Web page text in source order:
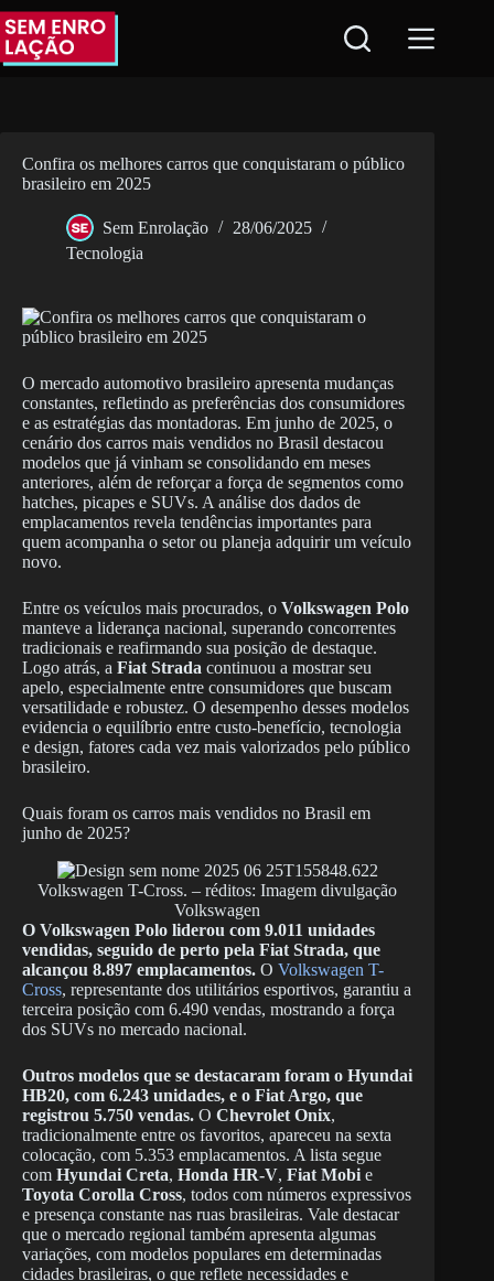
Pular
para
conteúdo
Confira os melhores carros que conquistaram o público
brasileiro em 2025
Sem Enrolação
28/06/2025
Tecnologia
O mercado automotivo brasileiro apresenta mudanças
constantes, refletindo as preferências dos consumidores
e as estratégias das montadoras. Em junho de 2025, o
cenário dos carros mais vendidos no Brasil destacou
modelos que já vinham se consolidando em meses
anteriores, além de reforçar a força de segmentos como
hatches, picapes e SUVs. A análise dos dados de
emplacamentos revela tendências importantes para
quem acompanha o setor ou planeja adquirir um veículo
novo.
Entre os veículos mais procurados, o Volkswagen Polo
manteve a liderança nacional, superando concorrentes
tradicionais e reafirmando sua posição de destaque.
Logo atrás, a Fiat Strada continuou a mostrar seu
apelo, especialmente entre consumidores que buscam
versatilidade e robustez. O desempenho desses modelos
evidencia o equilíbrio entre custo-benefício, tecnologia
e design, fatores cada vez mais valorizados pelo público
brasileiro.
Quais foram os carros mais vendidos no Brasil em
junho de 2025?
Volkswagen T-Cross. – réditos: Imagem divulgação
Volkswagen
O Volkswagen Polo liderou com 9.011 unidades
vendidas, seguido de perto pela Fiat Strada, que
alcançou 8.897 emplacamentos. O Volkswagen T-
Cross, representante dos utilitários esportivos, garantiu a
terceira posição com 6.490 vendas, mostrando a força
dos SUVs no mercado nacional.
Outros modelos que se destacaram foram o Hyundai
HB20, com 6.243 unidades, e o Fiat Argo, que
registrou 5.750 vendas. O Chevrolet Onix,
tradicionalmente entre os favoritos, apareceu na sexta
colocação, com 5.353 emplacamentos. A lista segue
com Hyundai Creta, Honda HR-V, Fiat Mobi e
Toyota Corolla Cross, todos com números expressivos
e presença constante nas ruas brasileiras. Vale destacar
que o mercado regional também apresenta algumas
variações, com modelos populares em determinadas
cidades brasileiras, o que reflete necessidades e